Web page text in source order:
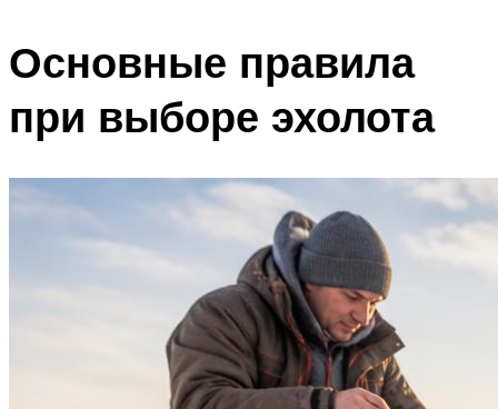
Основные правила
при выборе эхолота